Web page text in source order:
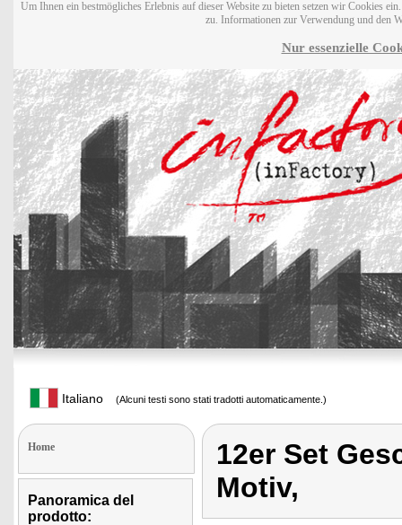
Um Ihnen ein bestmögliches Erlebnis auf dieser Website zu bieten setzen wir Cookies
zu. Informationen zur Verwendung und den
Nur essenzielle
Italiano (Alcuni testi sono stati tradotti automaticamente.)
Home
Panoramica del
prodotto:
12er Set
Motiv,